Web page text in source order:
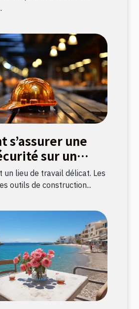
s’assurer une
sur un
un lieu de travail délicat. Les
outils de construction...